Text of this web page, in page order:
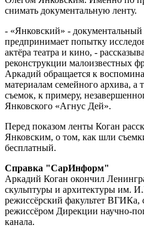
снимать документальную ленту.
- «Янковский» -
предпринимает попытку
актёра театра и кино, -
реконструкции малоизвестных
Аркадий обращается к
материалам семейного архива, а
съемок, к примеру,
Янковского «Агнус Дей».
Перед показом ленты Коган
Янковским, о том, как шли
бесплатный.
Справка "СарИнформ"
Аркадий Коган окончил
скульптуры и архитектуры им.
режиссёрский факультет ВГИКа,
режиссёром Дирекции научно-
канала.